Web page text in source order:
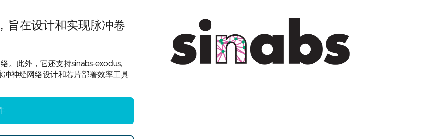
旨在设计和实现脉冲卷
。此外，它还支持sinabs-exodus,
神经网络设计和芯片部署效率工具